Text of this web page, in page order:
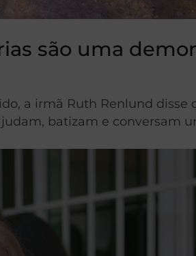
são uma
a irmã Ruth Renlund
batizam e conversam